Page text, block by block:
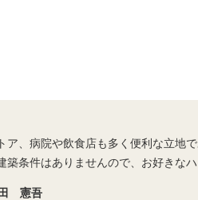
ア、病院や飲食店も多く便利な立地
築条件はありませんので、お好きな
憲吾